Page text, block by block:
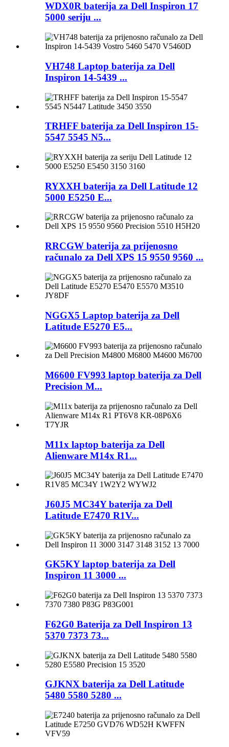
WDX0R baterija za Dell Inspiron 17
5000 seriju ...
VH748 Laptop baterija za Dell
Inspiron 14-5439 ...
TRHFF baterija za Dell Inspiron 15-
5547 5545 N5...
RYXXH baterija za Dell Latitude 12
5000 E5250 E...
RRCGW baterija za prijenosno
računalo za Dell XPS 15 9550 9560 ...
NGGX5 Laptop baterija za Dell
Latitude E5270 E5...
M6600 FV993 laptop baterija za Dell
Precision M...
M11x laptop baterija za Dell
Alienware M14x R1...
J60J5 MC34Y baterija za Dell
Latitude E7470 R1V...
GK5KY laptop baterija za Dell
Inspiron 11 3000 ...
F62G0 Baterija za Dell Inspiron 13
5370 7373 73...
GJKNX baterija za Dell Latitude
5480 5580 5280 ...